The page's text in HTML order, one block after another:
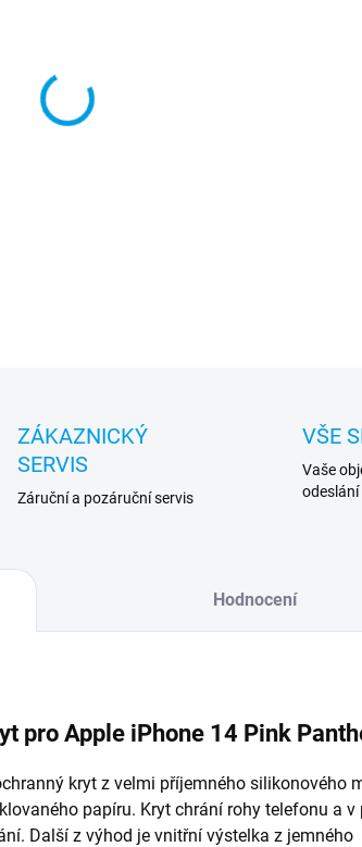
ZÁKAZNICKÝ
SERVIS
Záruční a pozáruční servis
VŠE
Vaše
odeslání
Hodnocení
pro Apple iPhone 14 Pink
kryt z velmi příjemného silikonového
papíru. Kryt chrání rohy telefonu a v
Další z výhod je vnitřní výstelka z jemného